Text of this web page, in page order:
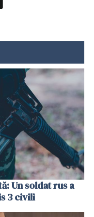
Un soldat rus a
3 civili